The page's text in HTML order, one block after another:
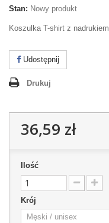
Stan: Nowy produkt
Koszulka T-shirt z nadrukiem
Udostępnij
Drukuj
36,59 zł
Ilość
Krój